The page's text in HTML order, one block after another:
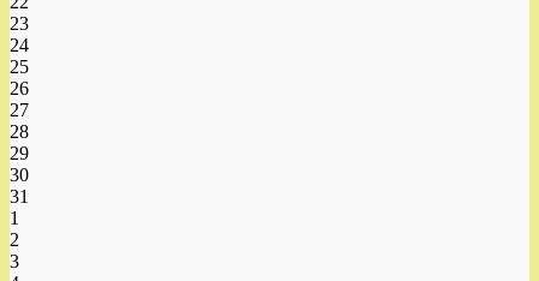
23
24
25
26
27
28
29
30
31
1
2
3